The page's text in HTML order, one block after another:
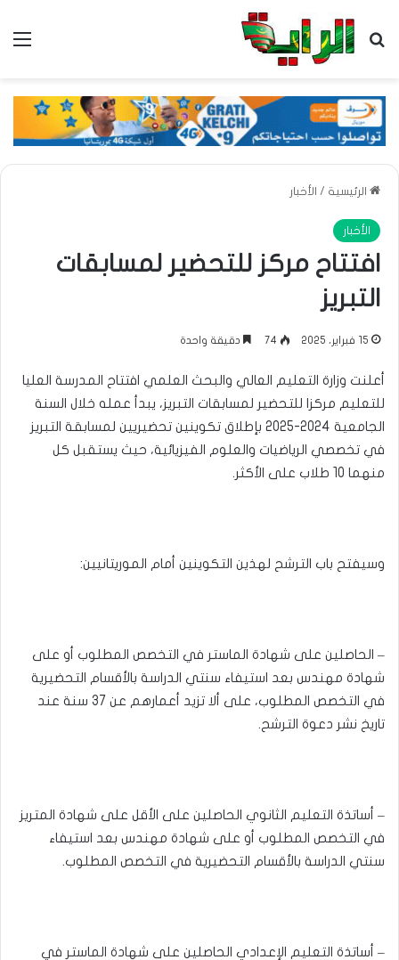
بحث عن
الرئيسية / الأخبار
الأخبار
افتتاح مركز للتحضير لمسابقات
التبريز
15 فبراير، 2025 74 دقيقة واحدة
أعلنت وزارة التعليم العالي والبحث العلمي افتتاح المدرسة العليا
للتعليم مركزا للتحضير لمسابقات التبريز، يبدأ عمله خلال السنة
الجامعية 2024-2025 بإطلاق تكوينين تحضيريين لمسابقة التبريز
في تخصصي الرياضيات والعلوم الفيزيائية، حيث يستقبل كل
منهما 10 طلاب على الأكثر.
وسيفتح باب الترشح لهذين التكوينين أمام الموريتانيين:
– الحاصلين على شهادة الماستر في التخصص المطلوب أو على
شهادة مهندس بعد استيفاء سنتي الدراسة بالأقسام التحضيرية
في التخصص المطلوب، على ألا تزيد أعمارهم عن 37 سنة عند
تاريخ نشر دعوة الترشح.
– ⁠أساتذة التعليم الثانوي الحاصلين على الأقل على شهادة المتريز
في التخصص المطلوب أو على شهادة مهندس بعد استيفاء
سنتي الدراسة بالأقسام التحضيرية في التخصص المطلوب.
– أساتذة التعليم الإعدادي الحاصلين على شهادة الماستر في